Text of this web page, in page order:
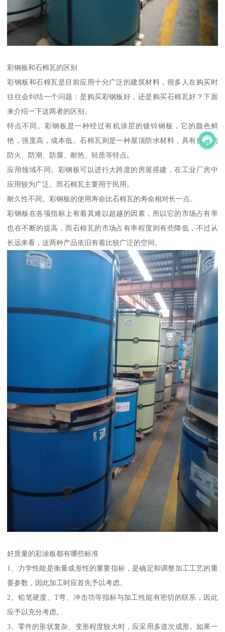
彩钢板和石棉瓦的区别
彩钢板和石棉瓦是目前应用十分广泛的建筑材料，很多人在购买时
往往会纠结一个问题：是购买彩钢板好，还是购买石棉瓦好？下面
来介绍一下这两者的区别。
特点不同。彩钢板是一种经过有机涂层的镀锌钢板，它的颜色鲜
艳，强度高，成本低。石棉瓦则是一种屋顶防水材料，具有良好的
防火、防潮、防腐、耐热、轻质等特点。
应用领域不同。彩钢板可以进行大跨度的房屋搭建，在工业厂房中
应用较为广泛。而石棉瓦主要用于民用。
耐久性不同。彩钢板的使用寿命比石棉瓦的寿命相对长一点。
彩钢板在各项指标上有着其难以超越的因素，所以它的市场占有率
也在不断的提高，而石棉瓦的市场占有率程度则有些降低，不过从
长远来看，这两种产品依旧有着比较广泛的空间。
好质量的彩涂板都有哪些标准
1、力学性能是衡量成形性的重要指标，是确定和调整加工工艺的重
要参数，因此加工时应首先予以考虑。
2、铅笔硬度、T弯、冲击功等指标与加工性能有密切的联系，因此
应予以充分考虑。
3、零件的形状复杂、变形程度较大时，应采用多道次成形。如果一